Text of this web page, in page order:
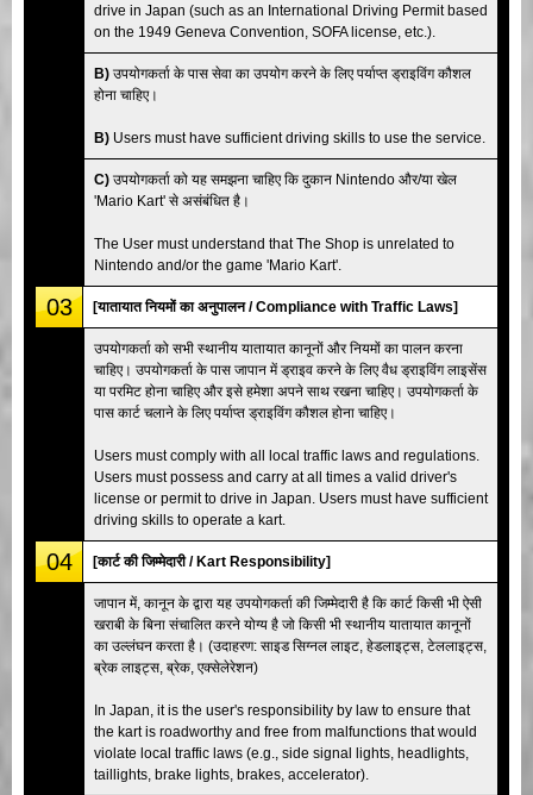
drive in Japan (such as an International Driving Permit based
on the 1949 Geneva Convention, SOFA license, etc.).
B) उपयोगकर्ता के पास सेवा का उपयोग करने के लिए पर्याप्त ड्राइविंग कौशल
होना चाहिए।
B) Users must have sufficient driving skills to use the service.
C) उपयोगकर्ता को यह समझना चाहिए कि दुकान Nintendo और/या खेल
'Mario Kart' से असंबंधित है।
The User must understand that The Shop is unrelated to
Nintendo and/or the game 'Mario Kart'.
03 [यातायात नियमों का अनुपालन / Compliance with Traffic Laws]
उपयोगकर्ता को सभी स्थानीय यातायात कानूनों और नियमों का पालन करना
चाहिए। उपयोगकर्ता के पास जापान में ड्राइव करने के लिए वैध ड्राइविंग लाइसेंस
या परमिट होना चाहिए और इसे हमेशा अपने साथ रखना चाहिए। उपयोगकर्ता के
पास कार्ट चलाने के लिए पर्याप्त ड्राइविंग कौशल होना चाहिए।
Users must comply with all local traffic laws and regulations.
Users must possess and carry at all times a valid driver's
license or permit to drive in Japan. Users must have sufficient
driving skills to operate a kart.
04 [कार्ट की जिम्मेदारी / Kart Responsibility]
जापान में, कानून के द्वारा यह उपयोगकर्ता की जिम्मेदारी है कि कार्ट किसी भी ऐसी
खराबी के बिना संचालित करने योग्य है जो किसी भी स्थानीय यातायात कानूनों
का उल्लंघन करता है। (उदाहरण: साइड सिग्नल लाइट, हेडलाइट्स, टेललाइट्स,
ब्रेक लाइट्स, ब्रेक, एक्सेलेरेशन)
In Japan, it is the user's responsibility by law to ensure that
the kart is roadworthy and free from malfunctions that would
violate local traffic laws (e.g., side signal lights, headlights,
taillights, brake lights, brakes, accelerator).